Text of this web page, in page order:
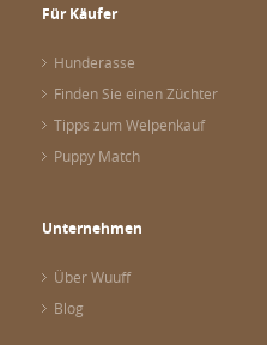
Für Käufer
Hunderasse
Finden Sie einen Züchter
Tipps zum Welpenkauf
Puppy Match
Unternehmen
Über Wuuff
Blog